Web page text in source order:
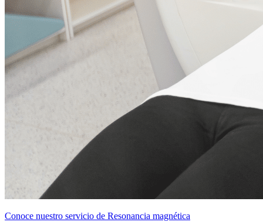
Conoce nuestro servicio de Resonancia magnética